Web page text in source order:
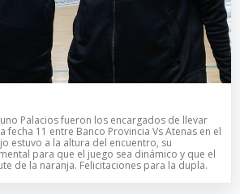
Palacios fueron los encargados de llevar
fecha 11 entre Banco Provincia Vs Atenas en el
estuvo a la altura del encuentro, su
para que el juego sea dinámico y que el
de la naranja. Felicitaciones para la dupla.